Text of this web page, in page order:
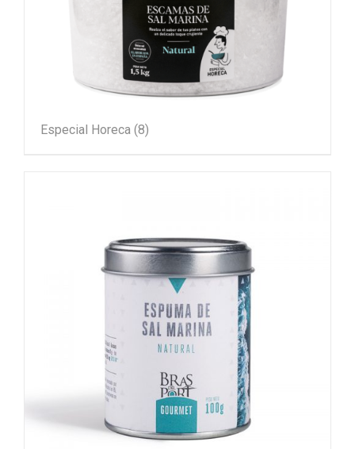
Especial Horeca (8)